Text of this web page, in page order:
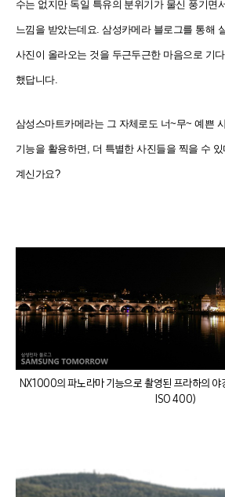
수는 없지만 독일 특유의 분위기가 물신 풍기면
느낌을 받았는데요. 삼성카메라 블로그를 통해
사진이 올라오는 것을 두근두근한 마음으로 기
했답니다.
삼성스마트카메라는 그 자체로도 너~무~ 예쁜
기능을 활용하면, 더 특별한 사진들을 찍을 수
계신가요?
NX1000의 파노라마 기능으로 촬영된 프라하의
ISO 400)